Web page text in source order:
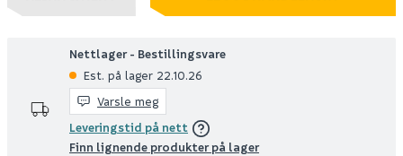
Nettlager - Bestillingsvare
Est. på lager 22.10.26
Varsle meg
Leveringstid på nett
Finn lignende produkter på lager